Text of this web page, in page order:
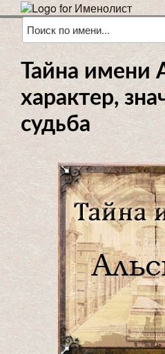
Тайна имени
характер,
судьба